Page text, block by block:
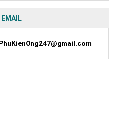
EMAIL
PhuKienOng247@gmail.com